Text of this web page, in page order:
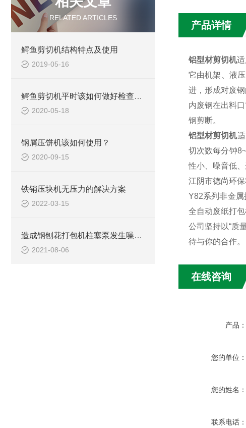
RELATED ARTICLES
鳄鱼剪切机结构特点及使用
2019-05-16
鳄鱼剪切机平时该如何做好检查维修工作
2020-05-18
钢屑压饼机该如何使用？
2020-09-15
铁销压块机无压力的解决方案
2022-03-15
造成钢刨花打包机柱塞泵发生噪声的原因是什么？
2021-08-06
产品详情
铝型材剪切机
它由机架、液
进，形成对废
内废钢在出料
钢剪断。
铝型材剪切机
切次数每分钟
性小、噪音低
江阴市德尚环
Y82系列非金
全自动废纸打
公司坚持以“质
待与你的合作。
在线咨询
产品：
您的单位：
您的姓名：
联系电话：